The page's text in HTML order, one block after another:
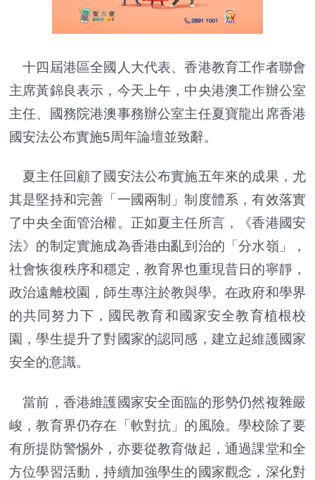
十四屆港區全國人大代表、香港教育工作者聯會
主席黃錦良表示，今天上午，中央港澳工作辦公室
主任、國務院港澳事務辦公室主任夏寶龍出席香港
國安法公布實施5周年論壇並致辭。
夏主任回顧了國安法公布實施五年來的成果，尤
其是堅持和完善「一國兩制」制度體系，有效落實
了中央全面管治權。正如夏主任所言，《香港國安
法》的制定實施成為香港由亂到治的「分水嶺」，
社會恢復秩序和穩定，教育界也重現昔日的寧靜，
政治遠離校園，師生專注於教與學。在政府和學界
的共同努力下，國民教育和國家安全教育植根校
園，學生提升了對國家的認同感，建立起維護國家
安全的意識。
當前，香港維護國家安全面臨的形勢仍然複雜嚴
峻，教育界仍存在「軟對抗」的風險。學校除了要
有所提防警惕外，亦要從教育做起，通過課堂和全
方位學習活動，持續加強學生的國家觀念，深化對